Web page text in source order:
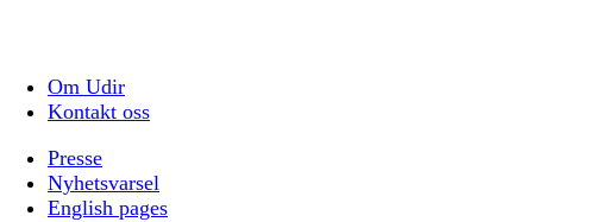
Om Udir
Kontakt oss
Presse
Nyhetsvarsel
English pages